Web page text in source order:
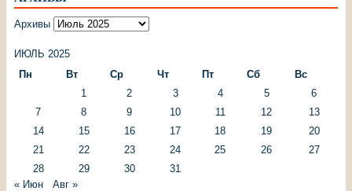
Архивы
ИЮЛЬ 2025
Пн
Вт Ср Чт Пт Сб
Вс
1
2 3 4 5
6
7
8 9 10 11 12
13
14
15 16 17 18 19
20
21
22 23 24 25 26
27
28
29 30
31
« Июн
Авг »